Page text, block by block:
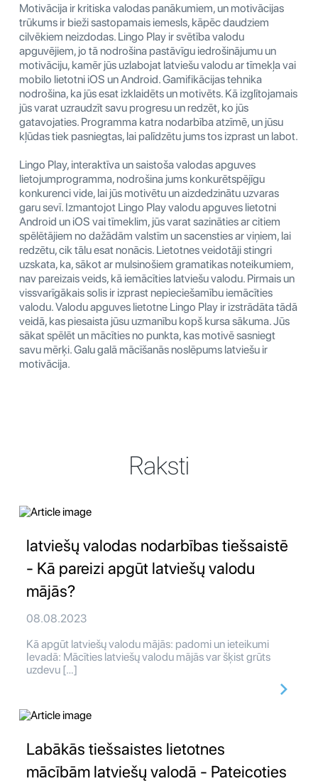
Motivācija ir kritiska valodas panākumiem, un motivācijas
trūkums ir bieži sastopamais iemesls, kāpēc daudziem
cilvēkiem neizdodas. Lingo Play ir svētība valodu
apguvējiem, jo ​​tā nodrošina pastāvīgu iedrošinājumu un
motivāciju, kamēr jūs uzlabojat latviešu valodu ar tīmekļa vai
mobilo lietotni iOS un Android. Gamifikācijas tehnika
nodrošina, ka jūs esat izklaidēts un motivēts. Kā izglītojamais
jūs varat uzraudzīt savu progresu un redzēt, ko jūs
gatavojaties. Programma katra nodarbība atzīmē, un jūsu
kļūdas tiek pasniegtas, lai palīdzētu jums tos izprast un labot.
Lingo Play, interaktīva un saistoša valodas apguves
lietojumprogramma, nodrošina jums konkurētspējīgu
konkurenci vide, lai jūs motivētu un aizdedzinātu uzvaras
garu sevī. Izmantojot Lingo Play valodu apguves lietotni
Android un iOS vai tīmeklim, jūs varat sazināties ar citiem
spēlētājiem no dažādām valstīm un sacensties ar viņiem, lai
redzētu, cik tālu esat nonācis. Lietotnes veidotāji stingri
uzskata, ka, sākot ar mulsinošiem gramatikas noteikumiem,
nav pareizais veids, kā iemācīties latviešu valodu. Pirmais un
vissvarīgākais solis ir izprast nepieciešamību iemācīties
valodu. Valodu apguves lietotne Lingo Play ir izstrādāta tādā
veidā, kas piesaista jūsu uzmanību kopš kursa sākuma. Jūs
sākat spēlēt un mācīties no punkta, kas motivē sasniegt
savu mērķi. Galu galā mācīšanās noslēpums latviešu ir
motivācija.
Raksti
latviešų valodas nodarbības tiešsaistē
- Kā pareizi apgūt latviešų valodu
mājās?
08.08.2023
Kā apgūt latviešų valodu mājās: padomi un ieteikumi
Ievadā: Mācīties latviešų valodu mājās var šķist grūts
uzdevu […]
Labākās tiešsaistes lietotnes
mācībām latviešų valodā - Pateicoties